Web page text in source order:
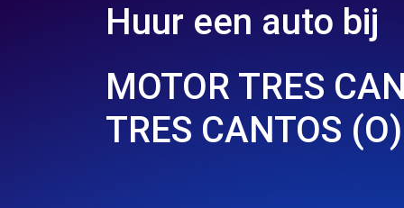
Huur een auto bij
MOTOR TRES
TRES CANTOS (O)